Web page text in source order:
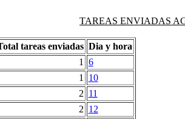
TAREAS ENVIADAS
tareas enviadas Dia y hora
1
6
1
10
2 11
2 12